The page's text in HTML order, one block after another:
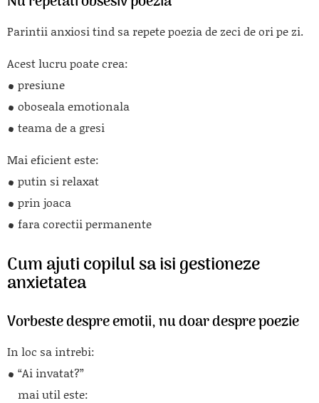
Parintii anxiosi tind sa repete poezia de zeci de ori pe zi.
Acest lucru poate crea:
presiune
oboseala emotionala
teama de a gresi
Mai eficient este:
putin si relaxat
prin joaca
fara corectii permanente
Cum ajuti copilul sa isi gestioneze
anxietatea
Vorbeste despre emotii, nu doar despre poezie
In loc sa intrebi:
“Ai invatat?”
mai util este: